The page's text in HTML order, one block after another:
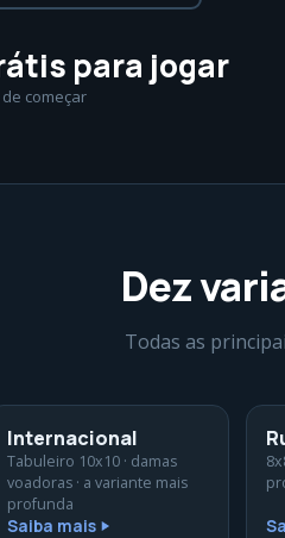
para jogar
começar
Dez
Todas as
Internacional
Tabuleiro 10x10 · damas
voadoras · a variante mais
profunda
Saiba mais